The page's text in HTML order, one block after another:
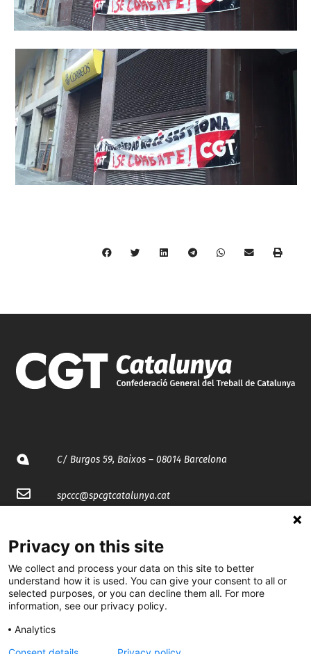
C/ Burgos 59, Baixos – 08014 Barcelona
spccc@spcgtcatalunya.cat
@CGTCatalunya
cgtcatalunya
cgtcatalunya
Privacy on this site
We collect and process your data on this site to better
understand how it is used. You can give your consent to all or
selected purposes, or you can decline them all. For more
information, see our privacy policy.
Analytics